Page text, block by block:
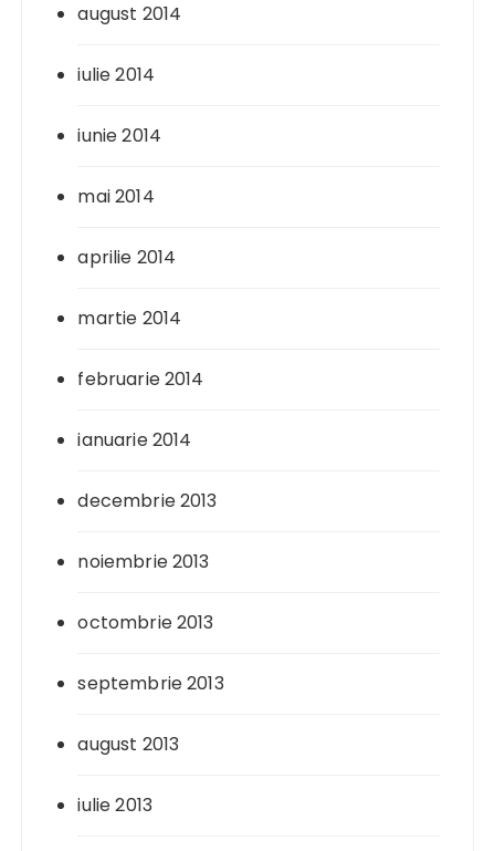
august 2014
iulie 2014
iunie 2014
mai 2014
aprilie 2014
martie 2014
februarie 2014
ianuarie 2014
decembrie 2013
noiembrie 2013
octombrie 2013
septembrie 2013
august 2013
iulie 2013